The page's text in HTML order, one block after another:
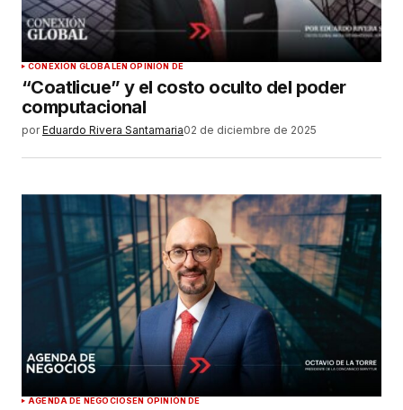
CONEXIÓN GLOBALEN OPINIÓN DE
“Coatlicue” y el costo oculto del poder
computacional
por Eduardo Rivera Santamaria02 de diciembre de 2025
AGENDA DE NEGOCIOSEN OPINIÓN DE